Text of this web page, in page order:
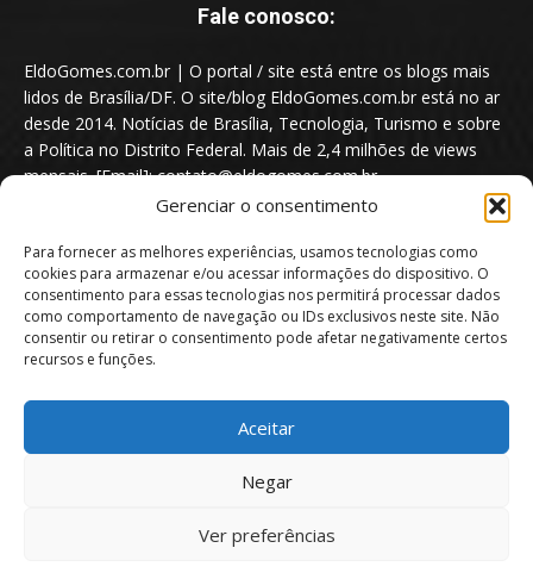
Gerenciar o consentimento
Para fornecer as melhores experiências, usamos tecnologias como
cookies para armazenar e/ou acessar informações do dispositivo. O
consentimento para essas tecnologias nos permitirá processar dados
como comportamento de navegação ou IDs exclusivos neste site. Não
consentir ou retirar o consentimento pode afetar negativamente certos
recursos e funções.
Aceitar
Negar
Ver preferências
Fale conosco:
EldoGomes.com.br | O portal / site está entre os blogs mais
lidos de Brasília/DF. O site/blog EldoGomes.com.br está no ar
desde 2014. Notícias de Brasília, Tecnologia, Turismo e sobre
a Política no Distrito Federal. Mais de 2,4 milhões de views
mensais. [Email]: contato@eldogomes.com.br
Portal EldoGomes.com.br | Entre os Blogs mais lidos de Brasília/DF. |
Quem é “Eldo Gomes”
Política de privacidade